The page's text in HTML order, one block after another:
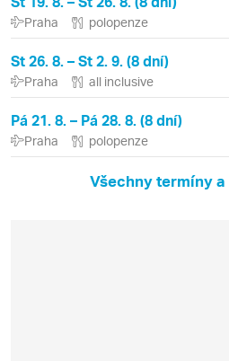
Praha polopenze
St 26. 8. – St 2. 9. (8 dní)
Praha all inclusive
Pá 21. 8. – Pá 28. 8. (8 dní)
Praha polopenze
Všechny termíny